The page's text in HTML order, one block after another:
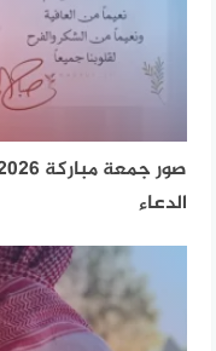
الدعاء